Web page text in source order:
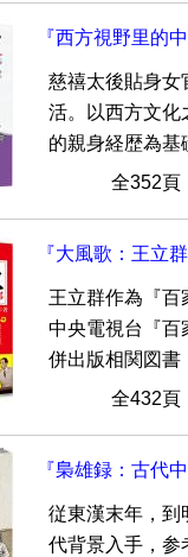
『西方視野里的
慈禧太後貼身女
活。以西方文化
的親身経歴為基
全352
『大風歌：王立
王立群作為『
中央電視台『百
併出版相関図書
全432
『梟雄録：古代
従東漢末年，到
代背景入手，参